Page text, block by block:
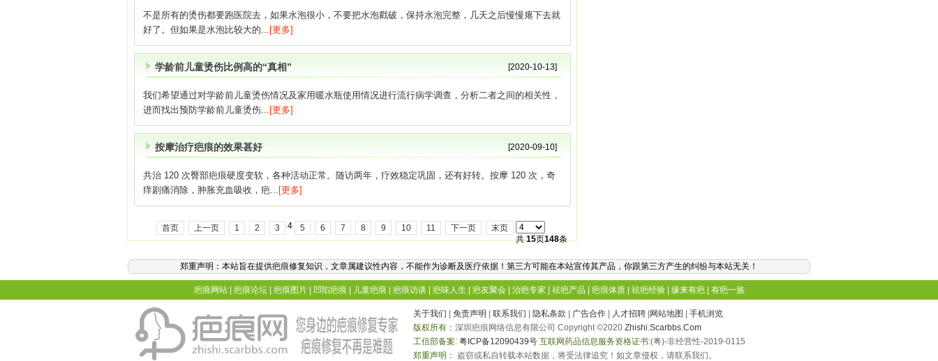
不是所有的烫伤都要跑医院去，如果水泡很小，不要把水泡戳破，保持水泡完整，几天之后慢慢瘪下去就
好了。但如果是水泡比较大的... [更多]
学龄前儿童烫伤比例高的“真相” [2020-10-13]
我们希望通过对学龄前儿童烫伤情况及家用暖水瓶使用情况进行流行病学调查，分析二者之间的相关性，
进而找出预防学龄前儿童烫伤... [更多]
按摩治疗疤痕的效果甚好 [2020-09-10]
共治 120 次臀部疤痕硬度变软，各种活动正常。随访两年，疗效稳定巩固，还有好转。按摩 120 次，奇
痒剧痛消除，肿胀充血吸收，疤... [更多]
首页 上一页 1 2 3 4 5 6 7 8 9 10 11 下一页
末页
共15页148条
郑重声明：本站旨在提供疤痕修复知识，文章属建议性内容，不能作为诊断及医疗依据！第三方可能在本站宣传其产品，你跟第三方产生的纠纷与本站无关！
疤痕网站| 疤痕论坛| 疤痕图片| 凹陷疤痕 儿童疤痕 疤痕访谈 疤味人生 疤友聚会| 治疤专家 祛疤产品 疤痕体质| 祛疤经验| 缘来有疤| 有疤一族
关于我们 免责声明 联系我们 隐私条款 广告合作 人才招聘 网站地图
手机浏览
版权所有： 深圳疤痕网络信息有限公司 Copyright ©2020 Zhishi.Scarbbs.Com
工信部备案: 粤ICP备12090439号 互联网药品信息服务资格证书:(粤)-非经营性-2019-0115
郑重声明： 盗窃或私自转载本站数据，将受法律追究！如文章侵权，请联系我们。